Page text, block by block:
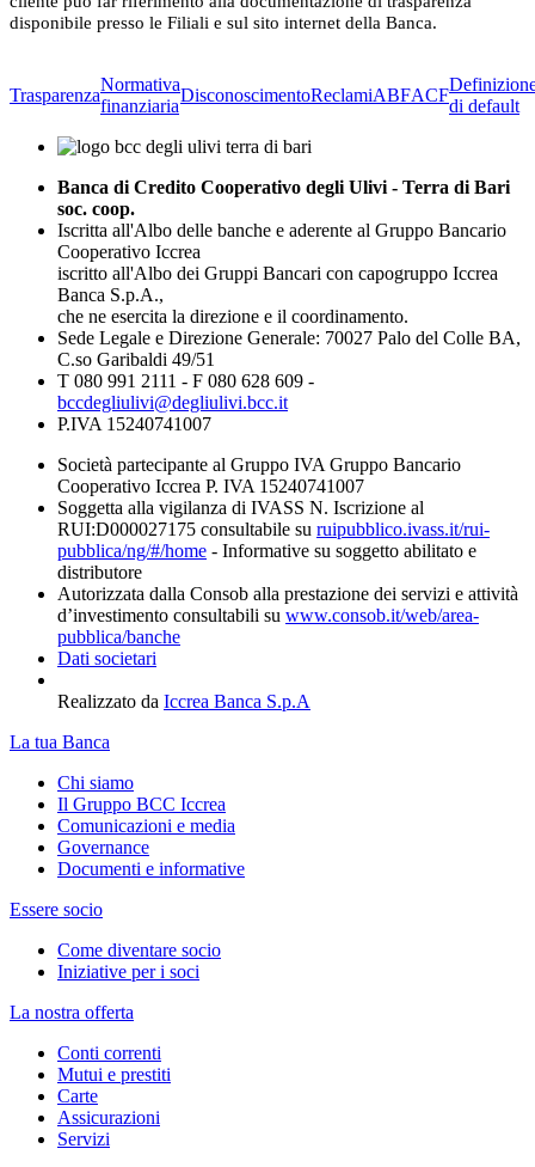
disponibile presso le Filiali e sul sito internet della Banca.
Trasparenza
Normativa
finanziaria
DisconoscimentoReclamiABFACF
di default
Banca di Credito Cooperativo degli Ulivi - Terra di Bari
soc. coop.
Iscritta all'Albo delle banche e aderente al Gruppo Bancario
Cooperativo Iccrea
iscritto all'Albo dei Gruppi Bancari con capogruppo Iccrea
Banca S.p.A.,
che ne esercita la direzione e il coordinamento.
Sede Legale e Direzione Generale: 70027 Palo del Colle BA,
C.so Garibaldi 49/51
T 080 991 2111 - F 080 628 609 -
bccdegliulivi@degliulivi.bcc.it
P.IVA 15240741007
Società partecipante al Gruppo IVA Gruppo Bancario
Cooperativo Iccrea P. IVA 15240741007
Soggetta alla vigilanza di IVASS N. Iscrizione al
RUI:D000027175 consultabile su ruipubblico.ivass.it/rui-
pubblica/ng/#/home - Informative su soggetto abilitato e
distributore
Autorizzata dalla Consob alla prestazione dei servizi e attività
d’investimento consultabili su www.consob.it/web/area-
pubblica/banche
Dati societari
Realizzato da Iccrea Banca S.p.A
La tua Banca
Chi siamo
Il Gruppo BCC Iccrea
Comunicazioni e media
Governance
Documenti e informative
Essere socio
Come diventare socio
Iniziative per i soci
La nostra offerta
Conti correnti
Mutui e prestiti
Carte
Assicurazioni
Servizi